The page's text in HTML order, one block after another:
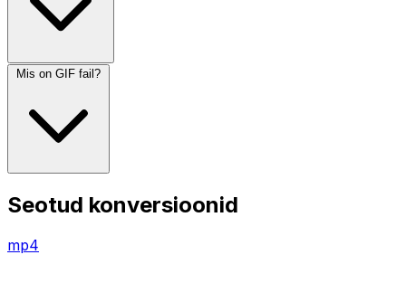
Mis on GIF fail?
Seotud konversioonid
mp4